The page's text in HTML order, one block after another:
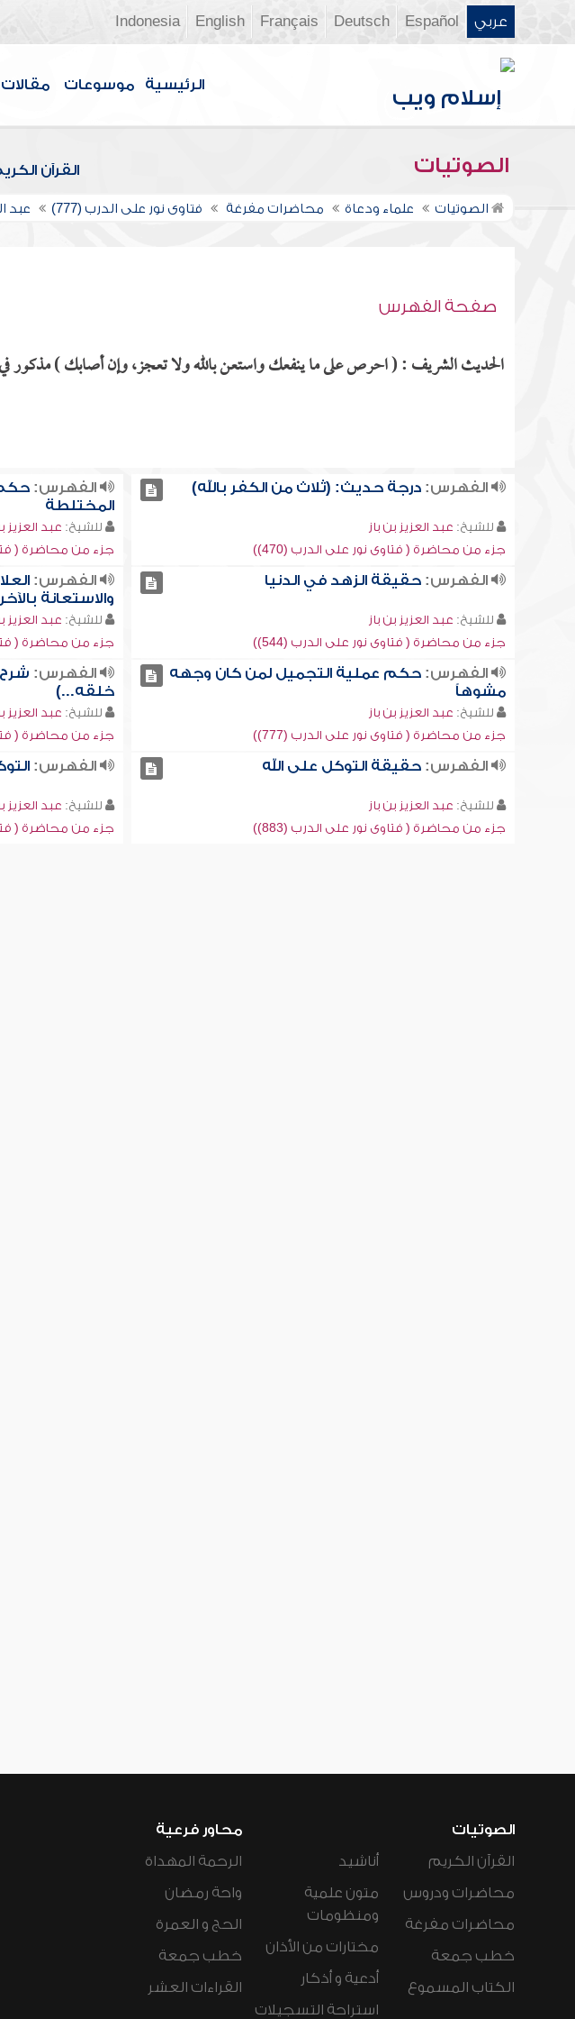
عربي Español
Deutsch
Français
English
Indonesia
الرئيسية موسوعات مقالات
الصوتيات القرآن
الصوتيات علماء ودعاة محاضرات مفرغة فتاوى نور على الدرب (777) عبد
صفحة الفهرس
الحديث الشريف : ( احرص على ما ينفعك واستعن بالله ولا تعجز، وإن أصابك ) مذكور في
الفهرس:درجة حديث: (ثلاث من الكفر بالله)
للشيخ: عبد العزيز بن باز
جزء من محاضرة ( فتاوى نور على الدرب (470))
الفهرس: حكم
المختلطة
للشيخ: عبد العزيز
جزء من محاضرة (
الفهرس:حقيقة الزهد في الدنيا
للشيخ: عبد العزيز بن باز
جزء من محاضرة ( فتاوى نور على الدرب (544))
الفهرس:
والاستعانة
للشيخ: عبد العزيز
جزء من محاضرة (
الفهرس:حكم عملية التجميل لمن كان وجهه
مشوهاً
للشيخ: عبد العزيز بن باز
جزء من محاضرة ( فتاوى نور على الدرب (777))
الفهرس:
خلقه...)
للشيخ: عبد العزيز
جزء من محاضرة (
الفهرس:حقيقة التوكل على الله
للشيخ: عبد العزيز بن باز
جزء من محاضرة ( فتاوى نور على الدرب (883))
الفهرس:
للشيخ: عبد العزيز
جزء من محاضرة (
الصوتيات
القرآن الكريم
محاضرات ودروس
محاضرات مفرغة
خطب جمعة
الكتاب المسموع
أناشيد
متون علمية
ومنظومات
مختارات من الأذان
أدعية و أذكار
استراحة التسجيلات
محاور فرعية
الرحمة المهداة
واحة رمضان
الحج و العمرة
خطب جمعة
القراءات العشر